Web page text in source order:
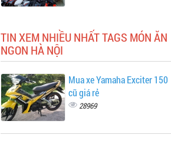
TIN XEM NHIỀU NHẤT TAGS MÓN ĂN
NGON HÀ NỘI
Mua xe Yamaha Exciter 150
cũ giá rẻ
28969